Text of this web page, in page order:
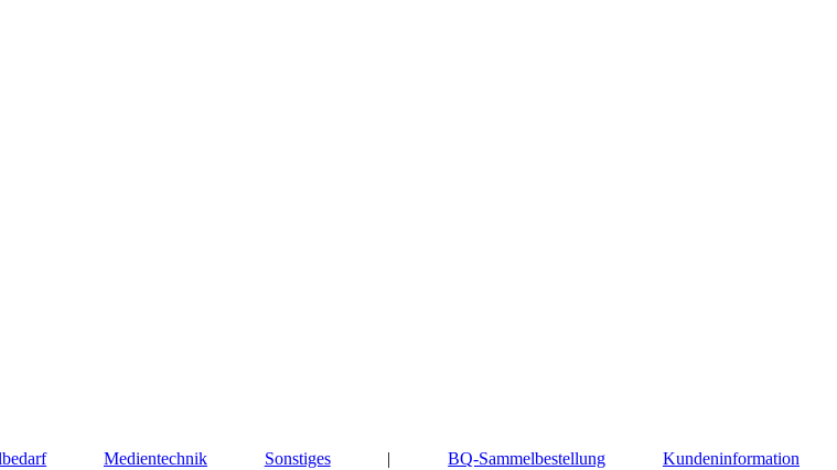
Medientechnik Sonstiges | BQ-Sammelbestellung Kundeninformation